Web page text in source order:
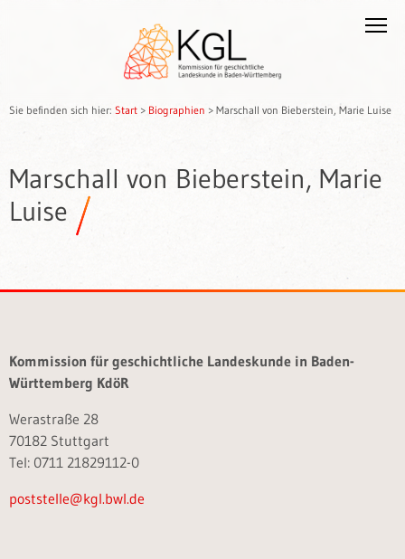
Sie befinden sich hier: Start > Biographien > Marschall von Bieberstein, Marie Luise
Marschall von Bieberstein, Marie
Luise
Kommission für geschichtliche Landeskunde in Baden-
Württemberg KdöR
Werastraße 28
70182 Stuttgart
Tel: 0711 21829112-0
poststelle@kgl.bwl.de